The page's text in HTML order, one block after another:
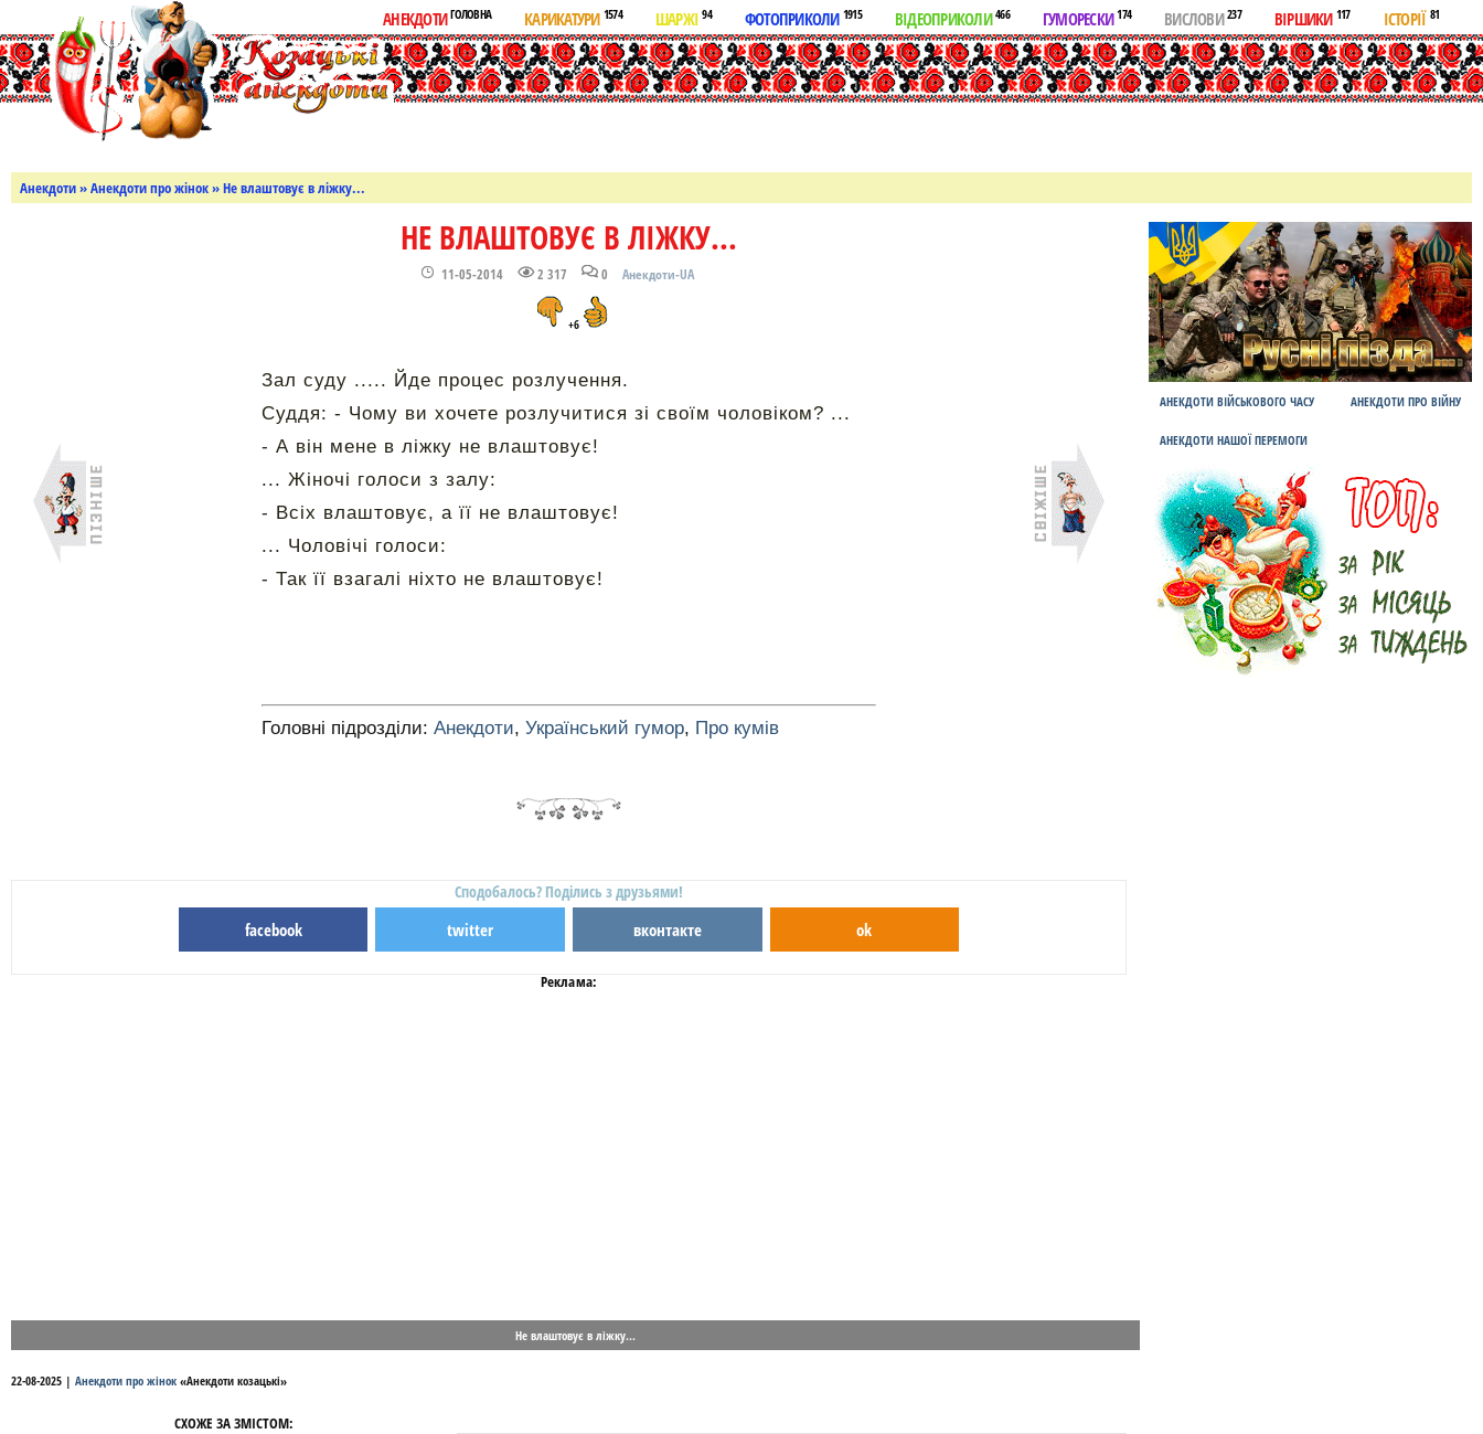
АНЕКДОТИГОЛОВНА КАРИКАТУРИ 1574 ШАРЖІ94 ФОТОПРИКОЛИ 1915 ВІДЕОПРИКОЛИ466 ГУМОРЕСКИ174 ВИСЛОВИ237 ВІРШИКИ 117 ІСТОРІЇ 81
Анекдоти»Анекдоти про жінок» Не влаштовує в ліжку...
НЕ ВЛАШТОВУЄ В ЛІЖКУ...
11-05-2014 2 317 0 Анекдоти-UA
+6
Зал суду ..... Йде процес розлучення.
Суддя: - Чому ви хочете розлучитися зі своїм чоловіком? ...
- А він мене в ліжку не влаштовує!
... Жіночі голоси з залу:
- Всіх влаштовує, а її не влаштовує!
... Чоловічі голоси:
- Так її взагалі ніхто не влаштовує!
Головні підрозділи:Анекдоти,Український гумор, Про кумів
Сподобалось? Поділись з друзьями!
facebook twitter вконтакте ok
Реклама:
Не влаштовує в ліжку...
22-08-2025 | Анекдоти про жінок «Анекдоти козацькі»
СХОЖЕ ЗА ЗМІСТОМ:
АНЕКДОТИ ВІЙСЬКОВОГО ЧАСУ АНЕКДОТИ ПРО ВІЙНУ
АНЕКДОТИ НАШОЇ ПЕРЕМОГИ